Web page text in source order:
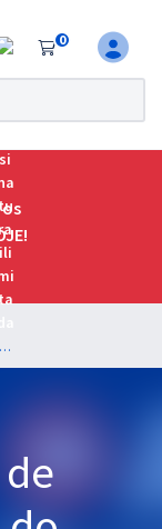
0
TCE PR - Tribunal de Contas do Estado do Paraná - Auditor de Controle Externo - Área: Jurídica